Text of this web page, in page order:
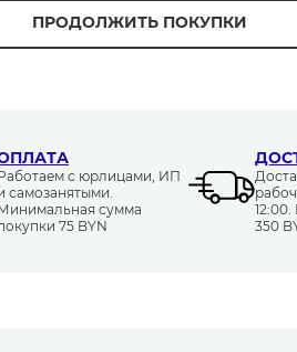
ПРОДОЛЖИТЬ ПОКУПКИ
с юрлицами, ИП
самозанятыми.
сумма
75 BYN
350